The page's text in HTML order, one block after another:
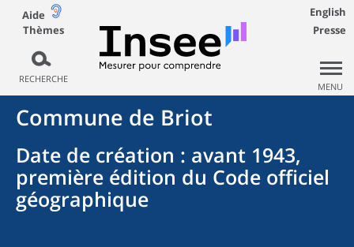
Aide
Thèmes
RECHERCHE
English
Presse
MENU
Commune de Briot
Date de création : avant 1943,
première édition du Code officiel
géographique